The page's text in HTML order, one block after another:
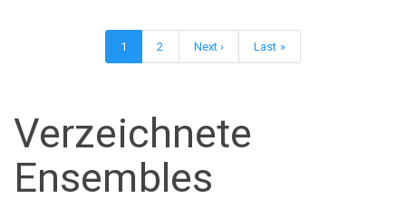
Seitennummerierung
Aktuelle
Seite
1 Page
2
Nächste
Seite
Next ›
Letzte
Seite
Last »
Verzeichnete
Ensembles